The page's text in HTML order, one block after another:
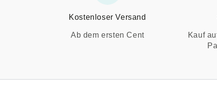
Kostenloser Versand
Ab dem ersten Cent
Kauf